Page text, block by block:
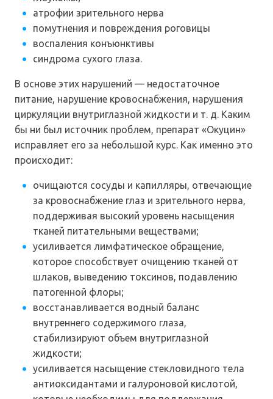
атрофии зрительного нерва
помутнения и повреждения роговицы
воспаления конъюнктивы
синдрома сухого глаза.
В основе этих нарушений — недостаточное
питание, нарушение кровоснабжения, нарушения
циркуляции внутриглазной жидкости и т. д. Каким
бы ни был источник проблем, препарат «Окуцин»
исправляет его за небольшой курс. Как именно это
происходит:
очищаются сосуды и капилляры, отвечающие
за кровоснабжение глаз и зрительного нерва,
поддерживая высокий уровень насыщения
тканей питательными веществами;
усиливается лимфатическое обращение,
которое способствует очищению тканей от
шлаков, выведению токсинов, подавлению
патогенной флоры;
восстанавливается водный баланс
внутреннего содержимого глаза,
стабилизируют объем внутриглазной
жидкости;
усиливается насыщение стекловидного тела
антиоксидантами и галуроновой кислотой,